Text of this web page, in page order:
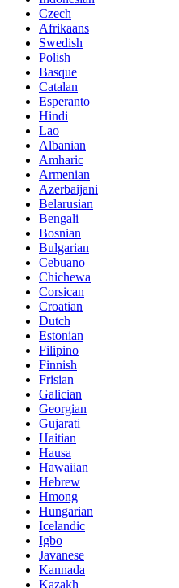
Czech
Afrikaans
Swedish
Polish
Basque
Catalan
Esperanto
Hindi
Lao
Albanian
Amharic
Armenian
Azerbaijani
Belarusian
Bengali
Bosnian
Bulgarian
Cebuano
Chichewa
Corsican
Croatian
Dutch
Estonian
Filipino
Finnish
Frisian
Galician
Georgian
Gujarati
Haitian
Hausa
Hawaiian
Hebrew
Hmong
Hungarian
Icelandic
Igbo
Javanese
Kannada
Kazakh